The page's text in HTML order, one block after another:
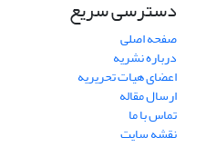
دسترسی سریع
صفحه اصلی
درباره نشریه
اعضای هیات تحریریه
ارسال مقاله
تماس با ما
نقشه سایت